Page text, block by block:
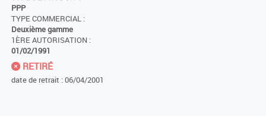
PPP
TYPE COMMERCIAL :
Deuxième gamme
1ÈRE AUTORISATION :
01/02/1991
RETIRÉ
date de retrait : 06/04/2001